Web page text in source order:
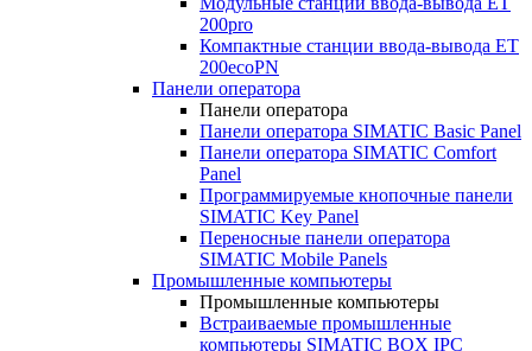
200pro
Компактные станции ввода-вывода ET
200ecoPN
Панели оператора
Панели оператора
Панели оператора SIMATIC Basic Panel
Панели оператора SIMATIC Comfort
Panel
Программируемые кнопочные панели
SIMATIC Key Panel
Переносные панели оператора
SIMATIC Mobile Panels
Промышленные компьютеры
Промышленные компьютеры
Встраиваемые промышленные
компьютеры SIMATIC BOX IPC